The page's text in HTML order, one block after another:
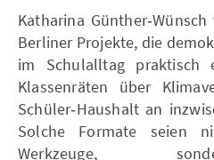
Katharina
Berliner Projekte, die
im Schulalltag praktisch
Klassenräten über
Schüler‑Haushalt an
Solche Formate seien
Werkzeuge,